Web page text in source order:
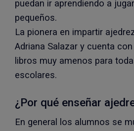
puedan ir aprendiendo a
pequeños.
La pionera en impartir
Adriana Salazar y cuenta
libros muy amenos para
escolares.
¿Por qué enseñar
En general los alumnos se